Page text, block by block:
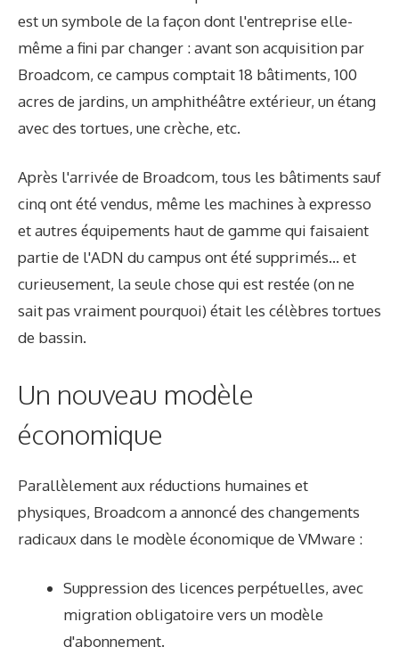
est un symbole de la façon dont l'entreprise elle-
même a fini par changer : avant son acquisition par
Broadcom, ce campus comptait 18 bâtiments, 100
acres de jardins, un amphithéâtre extérieur, un étang
avec des tortues, une crèche, etc.
Après l'arrivée de Broadcom, tous les bâtiments sauf
cinq ont été vendus, même les machines à expresso
et autres équipements haut de gamme qui faisaient
partie de l'ADN du campus ont été supprimés… et
curieusement, la seule chose qui est restée (on ne
sait pas vraiment pourquoi) était les célèbres tortues
de bassin.
Un nouveau modèle
économique
Parallèlement aux réductions humaines et
physiques, Broadcom a annoncé des changements
radicaux dans le modèle économique de VMware :
Suppression des licences perpétuelles, avec
migration obligatoire vers un modèle
d'abonnement.